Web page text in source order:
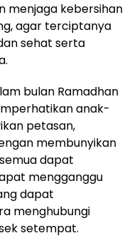
menjaga kebersihan
agar terciptanya
sehat serta
bulan Ramadhan
anak-
petasan,
membunyikan
dapat
mengganggu
dapat
menghubungi
setempat.